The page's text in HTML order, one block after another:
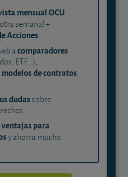
mensual OCU
semanal +
Acciones.
acomparadores
ETF...),
modelos de contratos,
dudassobre
ventajas para
y ahorra mucho